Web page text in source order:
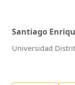
Santiago
Universidad